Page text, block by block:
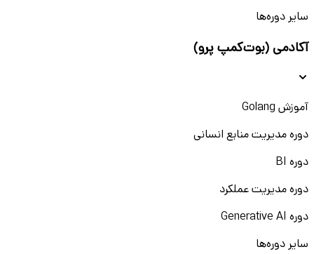
سایر دوره‌ها
آکادمی (بوت‌کمپ پرو)
آموزش Golang
دوره مدیریت منابع انسانی
دوره BI
دوره مدیریت عملکرد
دوره Generative AI
سایر دوره‌ها